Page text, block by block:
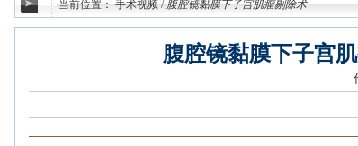
当前位置：手术视频 / 腹腔镜黏膜下子宫肌瘤剔除术
腹腔镜黏膜下子宫